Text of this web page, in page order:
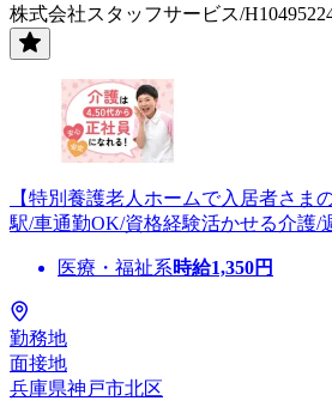
株式会社スタッフサービス/
【特別養護老人ホームで入居者さま
駅/車通勤OK/資格経験活かせる介護/
医療・福祉系時給1,350円
勤務地
面接地
兵庫県神戸市北区